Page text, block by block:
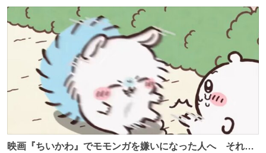
数
映画『ちいかわ』でモモンガを嫌いになった人へ それで